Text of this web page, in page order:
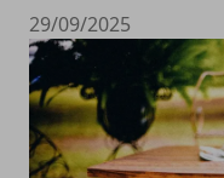
29/09/2025